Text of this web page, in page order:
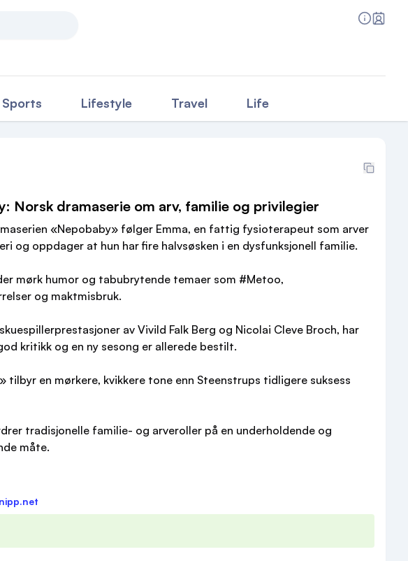
content
Sports Lifestyle Travel Life
Norsk dramaserie om arv, familie og privilegier
«Nepobaby» følger Emma, en fattig fysioterapeut som arver
og oppdager at hun har fire halvsøsken i en dysfunksjonell familie.
mørk humor og tabubrytende temaer som #Metoo,
og maktmisbruk.
skuespillerprestasjoner av Vivild Falk Berg og Nicolai Cleve Broch, har
kritikk og en ny sesong er allerede bestilt.
tilbyr en mørkere, kvikkere tone enn Steenstrups tidligere suksess
tradisjonelle familie- og arveroller på en underholdende og
måte.